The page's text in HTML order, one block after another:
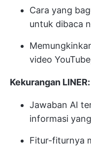
Cara yang
untuk dibaca
video
Kekurangan LINER:
Jawaban AI
informasi
Fitur-fiturnya